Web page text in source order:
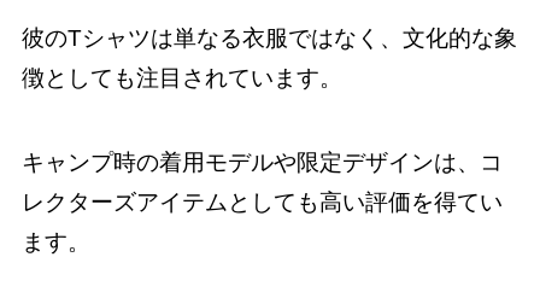
彼のTシャツは単なる衣服ではなく、文化的な象
徴としても注目されています。
キャンプ時の着用モデルや限定デザインは、コ
レクターズアイテムとしても高い評価を得てい
ます。